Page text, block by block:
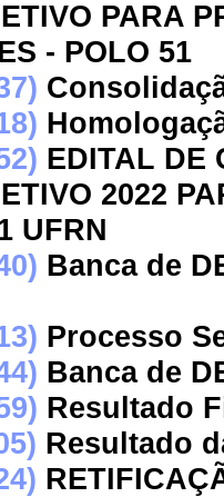
PARA
- POLO 51
EDITAL DE
2022
UFRN
Banca de
Processo
Banca de
Resultado
Resultado